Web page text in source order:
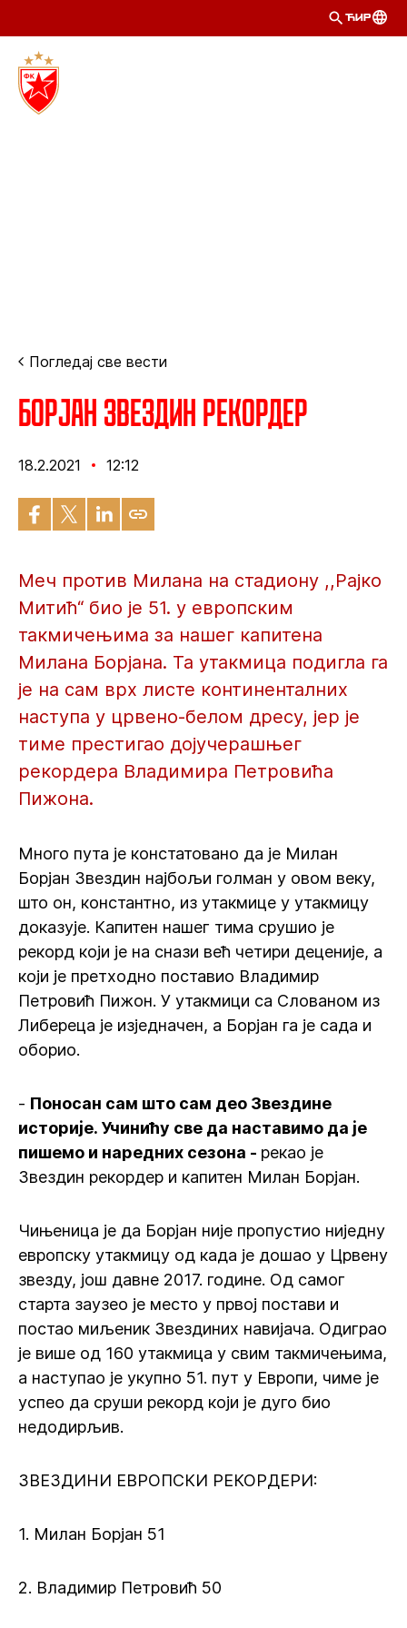
ЋИР
Погледај све вести
Борјан Звездин рекордер
18.2.2021 12:12
Меч против Милана на стадиону ,,Рајко
Митић“ био је 51. у европским
такмичењима за нашег капитена
Милана Борјана. Та утакмица подигла га
је на сам врх листе континенталних
наступа у црвено-белом дресу, јер је
тиме престигао дојучерашњег
рекордера Владимира Петровића
Пижона.
Много пута је констатовано да је Милан
Борјан Звездин најбољи голман у овом веку,
што он, константно, из утакмице у утакмицу
доказује. Капитен нашег тима срушио је
рекорд који је на снази већ четири деценије, а
који је претходно поставио Владимир
Петровић Пижон. У утакмици са Слованом из
Либереца је изједначен, а Борјан га је сада и
оборио.
- Поносан сам што сам део Звездине
историје. Учинићу све да наставимо да је
пишемо и наредних сезона - рекао је
Звездин рекордер и капитен Милан Борјан.
Чињеница је да Борјан није пропустио ниједну
европску утакмицу од када је дошао у Црвену
звезду, још давне 2017. године. Од самог
старта заузео је место у првој постави и
постао миљеник Звездиних навијача. Одиграо
је више од 160 утакмица у свим такмичењима,
а наступао је укупно 51. пут у Европи, чиме је
успео да сруши рекорд који је дуго био
недодирљив.
ЗВЕЗДИНИ ЕВРОПСКИ РЕКОРДЕРИ:
1. Милан Борјан 51
2. Владимир Петровић 50